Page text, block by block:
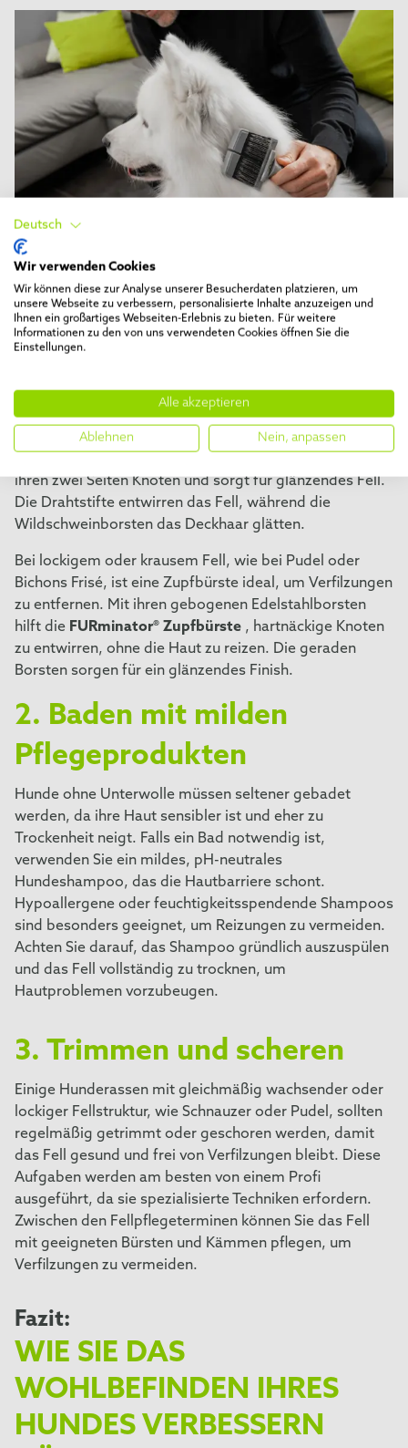
1. Regelmäßiges Bürsten
Für Hunde ohne Unterwolle ist regelmäßiges Bürsten
unerlässlich, um lose Haare, Staub und Schmutz zu
mit glattem oder kurzem Fell profitieren von einer
Bürste mit weichen Borsten oder einem Striegel, der
sanft über das Fell gleitet und die Haut massiert. Die
ihren zwei Seiten Knoten und sorgt für glänzendes Fell.
Die Drahtstifte entwirren das Fell, während die
Wildschweinborsten das Deckhaar glätten.
Bei lockigem oder krausem Fell, wie bei Pudel oder
Bichons Frisé, ist eine Zupfbürste ideal, um Verfilzungen
zu entfernen. Mit ihren gebogenen Edelstahlborsten
hilft die FURminator® Zupfbürste , hartnäckige Knoten
zu entwirren, ohne die Haut zu reizen. Die geraden
Borsten sorgen für ein glänzendes Finish.
2. Baden mit milden
Pflegeprodukten
Hunde ohne Unterwolle müssen seltener gebadet
werden, da ihre Haut sensibler ist und eher zu
Trockenheit neigt. Falls ein Bad notwendig ist,
verwenden Sie ein mildes, pH-neutrales
Hundeshampoo, das die Hautbarriere schont.
Hypoallergene oder feuchtigkeitsspendende Shampoos
sind besonders geeignet, um Reizungen zu vermeiden.
Achten Sie darauf, das Shampoo gründlich auszuspülen
und das Fell vollständig zu trocknen, um
Hautproblemen vorzubeugen.
3. Trimmen und scheren
Einige Hunderassen mit gleichmäßig wachsender oder
lockiger Fellstruktur, wie Schnauzer oder Pudel, sollten
regelmäßig getrimmt oder geschoren werden, damit
das Fell gesund und frei von Verfilzungen bleibt. Diese
Aufgaben werden am besten von einem Profi
ausgeführt, da sie spezialisierte Techniken erfordern.
Zwischen den Fellpflegeterminen können Sie das Fell
mit geeigneten Bürsten und Kämmen pflegen, um
Verfilzungen zu vermeiden.
Fazit:
WIE SIE DAS
WOHLBEFINDEN IHRES
HUNDES VERBESSERN
Deutsch
Wir verwenden Cookies
Wir können diese zur Analyse unserer Besucherdaten platzieren, um
unsere Webseite zu verbessern, personalisierte Inhalte anzuzeigen und
Ihnen ein großartiges Webseiten-Erlebnis zu bieten. Für weitere
Informationen zu den von uns verwendeten Cookies öffnen Sie die
Einstellungen.
Alle akzeptieren
Ablehnen Nein, anpassen